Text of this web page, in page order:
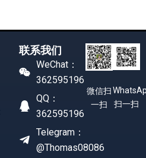
联系我们
WeChat：
362595196
QQ：
362595196
Telegram：
@Thomas08086
微信扫
一扫
扫一扫